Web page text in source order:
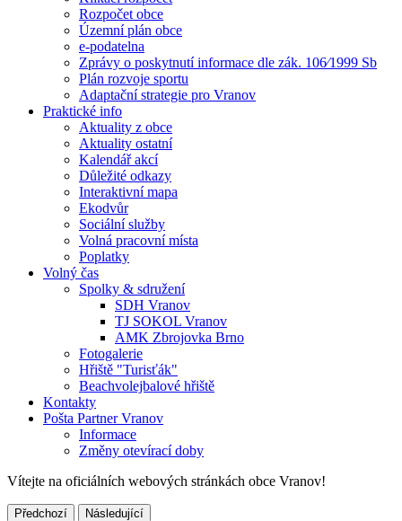
Rozpočet obce
Územní plán obce
e-podatelna
Zprávy o poskytnutí informace dle zák. 106⁄1999 Sb
Plán rozvoje sportu
Adaptační strategie pro Vranov
Praktické info
Aktuality z obce
Aktuality ostatní
Kalendář akcí
Důležité odkazy
Interaktivní mapa
Ekodvůr
Sociální služby
Volná pracovní místa
Poplatky
Volný čas
Spolky & sdružení
SDH Vranov
TJ SOKOL Vranov
AMK Zbrojovka Brno
Fotogalerie
Hřiště "Turisťák"
Beachvolejbalové hřiště
Kontakty
Pošta Partner Vranov
Informace
Změny otevírací doby
Vítejte na oficiálních webových stránkách obce Vranov!
Předchozí Následující